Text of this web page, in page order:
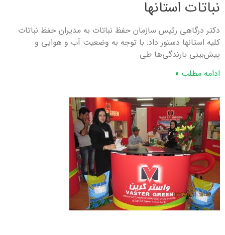
نباتات استانها
دکتر درگاهی رئیس سازمان حفظ نباتات به مدیران حفظ نباتات
کلیه استانها دستور داد: با توجه به وضعیت آب و هوایی و
پیش‌بینی بارندگی‌ها طی
ادامه مطلب »